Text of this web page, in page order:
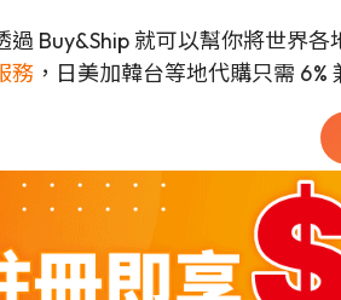
過 Buy&Ship 就可以幫你將世界
務 ，日美加韓台等地代購只需 6%